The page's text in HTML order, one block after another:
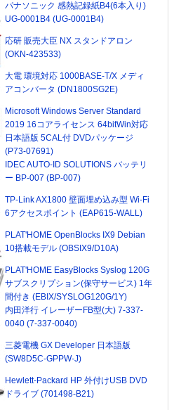
パナソニック 感熱記録紙B4(6本入り)
UG-0001B4 (UG-0001B4)
応研 販売大臣 NX スタンドアロン
(OKN-423533)
大電 環境対応 1000BASE-T/X メディ
アコンバータ (DN1800SG2E)
Microsoft Windows Server Standard
2019 16コアライセンス 64bitWin対応
日本語版 5CAL付 DVDパッケージ
(P73-07691)
IDEC AUTO-ID SOLUTIONS バッテリ
ー BP-007 (BP-007)
TP-Link AX1800 壁面埋め込み型 Wi-Fi
6アクセスポイント (EAP615-WALL)
PLAT'HOME OpenBlocks IX9 Debian
10搭載モデル (OBSIX9/D10A)
PLAT'HOME EasyBlocks Syslog 120G
サブスクリプション(保守サービス) 1年
間付き (EBIX/SYSLOG120G/1Y)
内田洋行 イレーザーFB型(大) 7-337-
0040 (7-337-0040)
三菱電機 GX Developer 日本語版
(SW8D5C-GPPW-J)
Hewlett-Packard HP 外付けUSB DVD
ドライブ (701498-B21)